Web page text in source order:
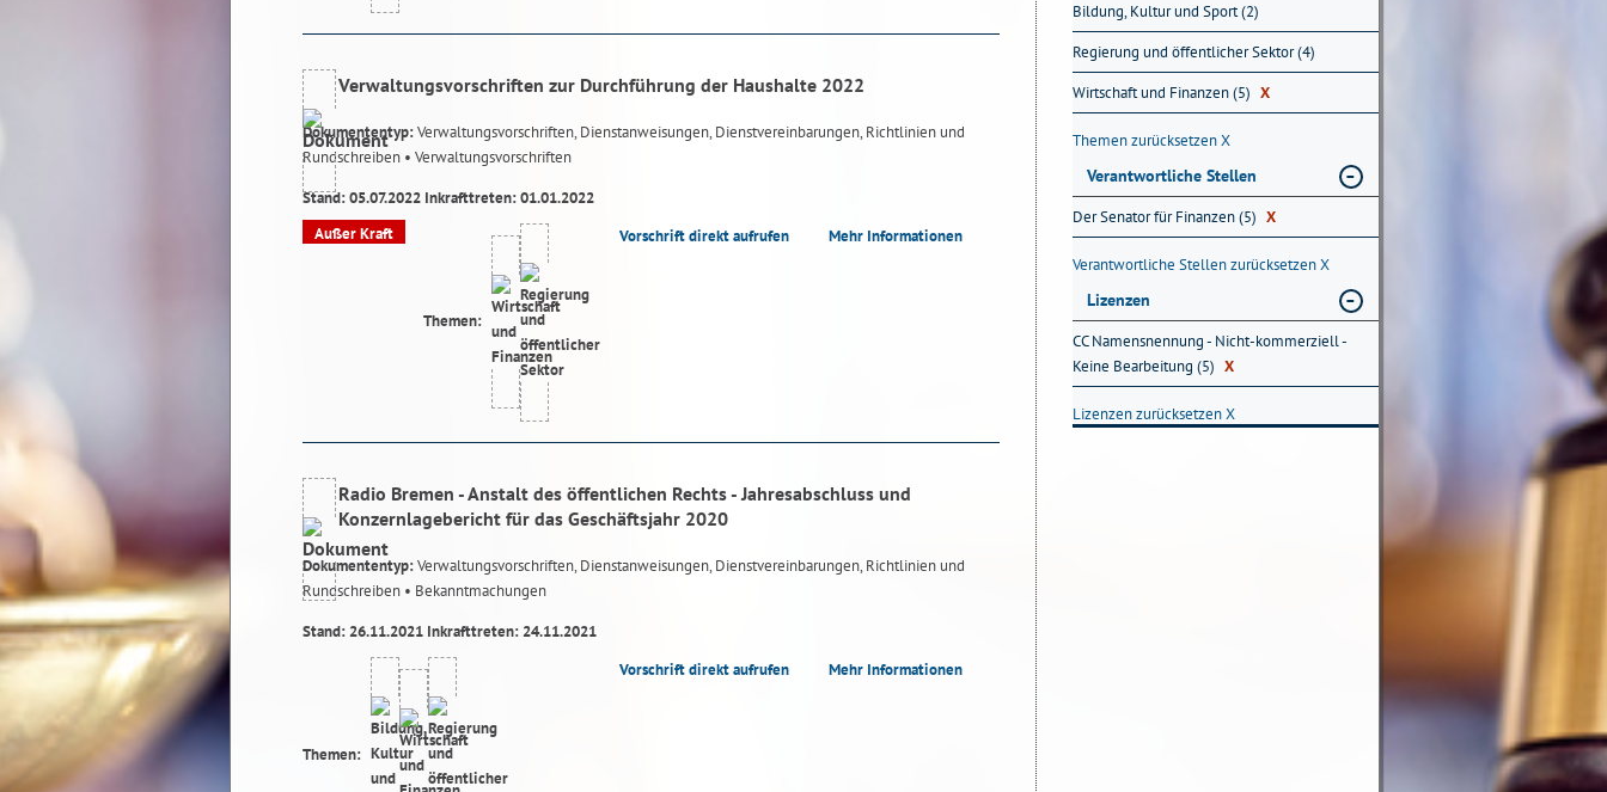
Verwaltungsvorschriften zur Durchführung der Haushalte 2022
Dokumententyp:Verwaltungsvorschriften, Dienstanweisungen, Dienstvereinbarungen, Richtlinien und
Rundschreiben • Verwaltungsvorschriften
Stand: 05.07.2022 Inkrafttreten: 01.01.2022
Außer Kraft
Themen:
Vorschrift direkt aufrufen Mehr Informationen
Radio Bremen - Anstalt des öffentlichen Rechts - Jahresabschluss und
Konzernlagebericht für das Geschäftsjahr 2020
Dokumententyp:Verwaltungsvorschriften, Dienstanweisungen, Dienstvereinbarungen, Richtlinien und
Rundschreiben • Bekanntmachungen
Stand: 26.11.2021 Inkrafttreten: 24.11.2021
Themen:
Vorschrift direkt aufrufen Mehr Informationen
Bildung, Kultur und Sport (2)
Regierung und öffentlicher Sektor (4)
Wirtschaft und Finanzen (5) X
Themen zurücksetzenX
Verantwortliche Stellen
Der Senator für Finanzen (5) X
Verantwortliche Stellen zurücksetzenX
Lizenzen
CC Namensnennung - Nicht-kommerziell -
Keine Bearbeitung (5) X
Lizenzen zurücksetzenX